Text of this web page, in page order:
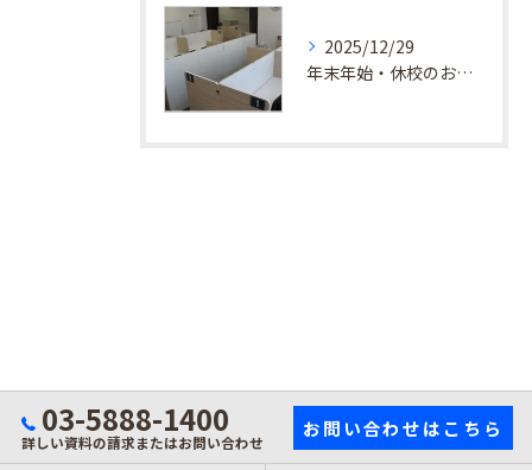
2025/12/29
年末年始・休校のお知らせ
03-5888-1400
詳しい資料の請求またはお問い合わせ
お問い合わせはこちら